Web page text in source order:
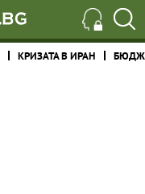
КРИЗАТА В ИРАН